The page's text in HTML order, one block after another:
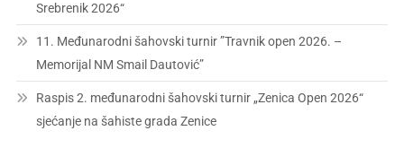
Srebrenik 2026“
11. Međunarodni šahovski turnir ”Travnik open 2026. –
Memorijal NM Smail Dautović”
Raspis 2. međunarodni šahovski turnir „Zenica Open 2026“
sjećanje na šahiste grada Zenice